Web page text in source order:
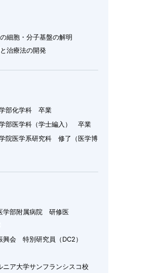
細胞・分子基盤の解明
治療法の開発
部化学科 卒業
部医学科（学士編入） 卒業
院医学系研究科 修了（医学博
学部附属病院 研修医
興会 特別研究員（DC2）
ニア大学サンフランシスコ校